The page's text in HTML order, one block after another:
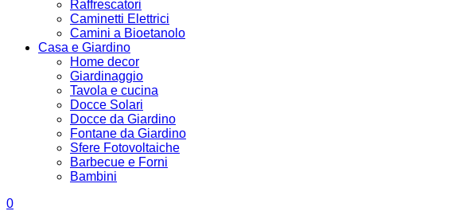
Raffrescatori
Caminetti Elettrici
Camini a Bioetanolo
Casa e Giardino
Home decor
Giardinaggio
Tavola e cucina
Docce Solari
Docce da Giardino
Fontane da Giardino
Sfere Fotovoltaiche
Barbecue e Forni
Bambini
0